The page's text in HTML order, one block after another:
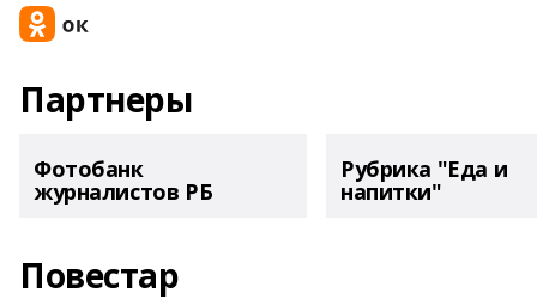
Партнеры
Фотобанк
журналистов РБ
Рубрика "Еда и
напитки"
Повестар